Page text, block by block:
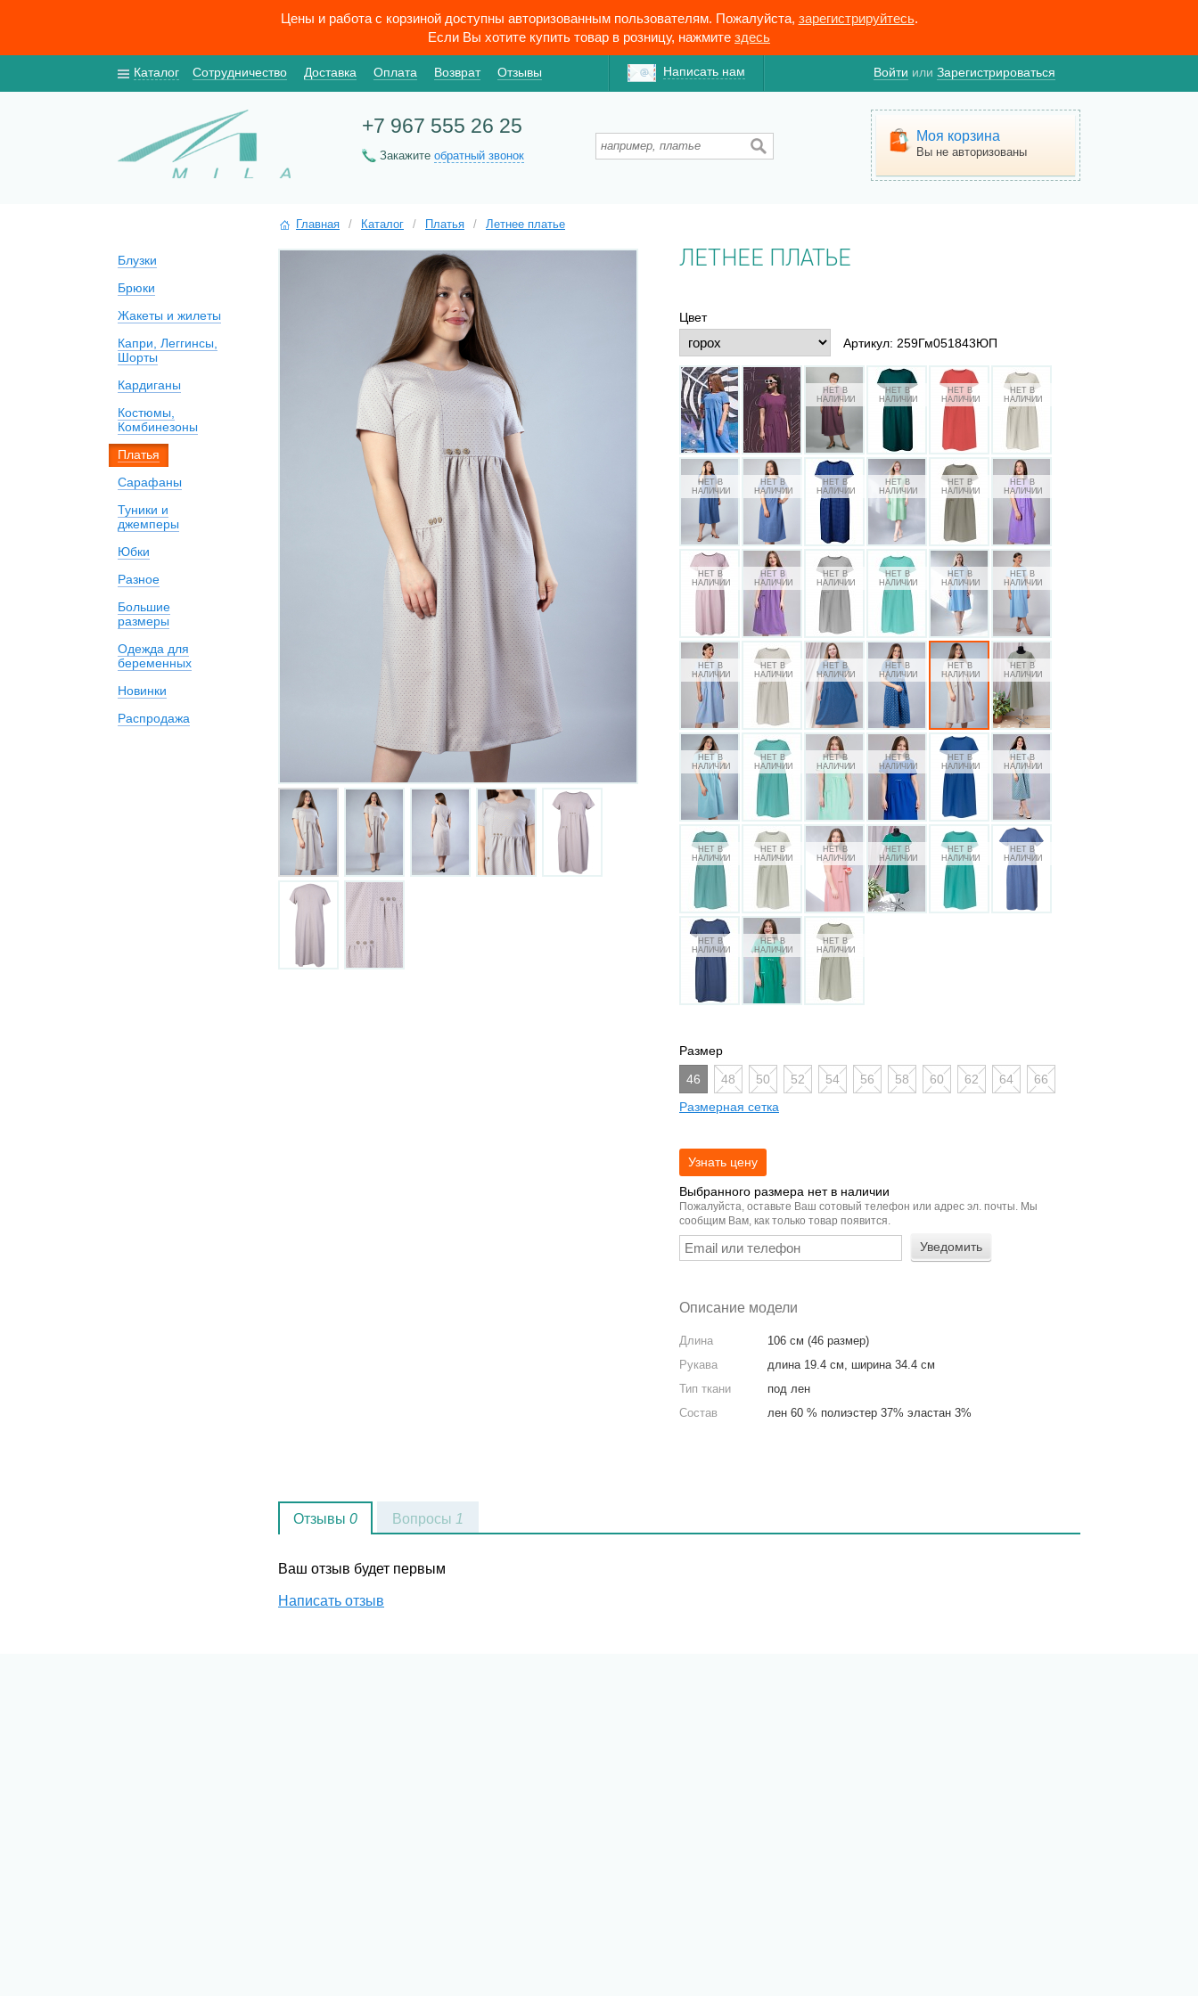
Цены и работа с корзиной доступны авторизованным пользователям. Пожалуйста, зарегистрируйтесь.
Если Вы хотите купить товар в розницу, нажмите здесь
Каталог Сотрудничество Доставка Оплата Возврат Отзывы Написать нам Войти или Зарегистрироваться
+7 967 555 26 25
Закажите обратный звонок
Моя корзина
Вы не авторизованы
Блузки
Брюки
Жакеты и жилеты
Капри, Леггинсы,
Шорты
Кардиганы
Костюмы,
Комбинезоны
Платья
Сарафаны
Туники и
джемперы
Юбки
Разное
Большие
размеры
Одежда для
беременных
Новинки
Распродажа
Главная / Каталог / Платья / Летнее платье
ЛЕТНЕЕ ПЛАТЬЕ
Цвет
Артикул: 259Гм051843ЮП
Размер
46
48 50 52 54 56 58 60 62 64
66
Размерная сетка
Выбранного размера нет в наличии
Пожалуйста, оставьте Ваш сотовый телефон или адрес эл. почты. Мы
сообщим Вам, как только товар появится.
Описание модели
Длина
106 см (46 размер)
Рукава
длина 19.4 см, ширина 34.4 см
Тип ткани
под лен
Состав
лен 60 % полиэстер 37% эластан 3%
Отзывы 0
Ваш отзыв будет первым
Написать отзыв
Вопросы 1